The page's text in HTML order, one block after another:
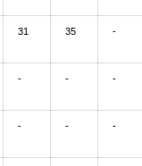
31 35 -
- - -
- - -